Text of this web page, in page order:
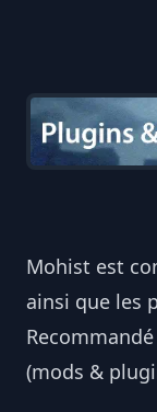
Mohist est
ainsi que les
(mods &